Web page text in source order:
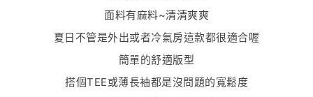
面料有麻料~清清爽爽
夏日不管是外出或者冷氣房這款都很適合喔
簡單的舒適版型
搭個TEE或薄長袖都是沒問題的寬鬆度